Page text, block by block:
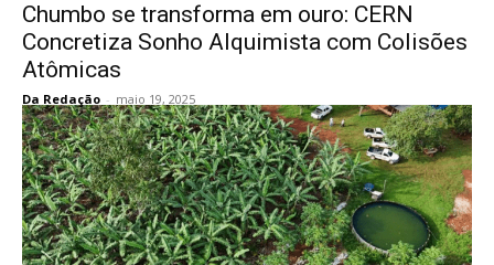
Chumbo se transforma em ouro: CERN
Concretiza Sonho Alquimista com Colisões
Atômicas
Da Redação - maio 19, 2025